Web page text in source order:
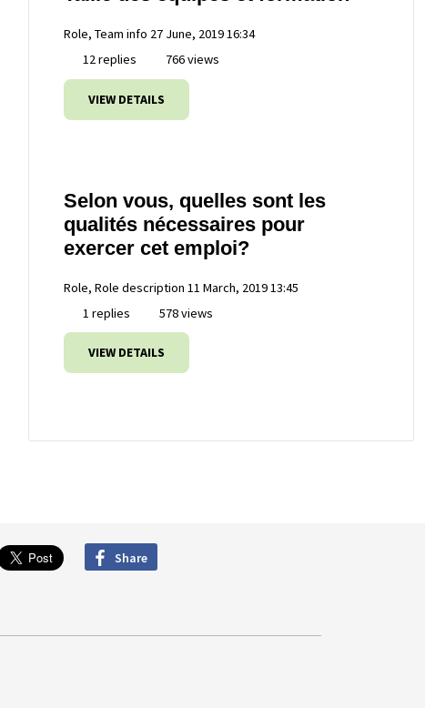
Role, Team info 27 June, 2019 16:34
12 replies
766 views
VIEW DETAILS
Selon vous, quelles sont les
qualités nécessaires pour
exercer cet emploi?
Role, Role description 11 March, 2019 13:45
1 replies
578 views
VIEW DETAILS
Share